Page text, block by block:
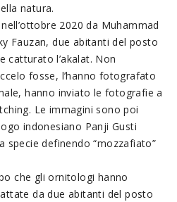
natura.
2020 da Muhammad
Fauzan, due abitanti del posto
catturato l’akalat. Non
fosse, l’hanno fotografato
hanno inviato le fotografie a
Le immagini sono poi
indonesiano Panji Gusti
specie definendo “mozzafiato”
che gli ornitologi hanno
da due abitanti del posto